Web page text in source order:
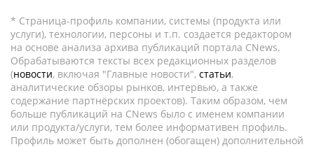
* Страница-профиль компании, системы (продукта или
услуги), технологии, персоны и т.п. создается редактором
на основе анализа архива публикаций портала CNews.
Обрабатываются тексты всех редакционных разделов
(новости, включая "Главные новости", статьи,
аналитические обзоры рынков, интервью, а также
содержание партнёрских проектов). Таким образом, чем
больше публикаций на CNews было с именем компании
или продукта/услуги, тем более информативен профиль.
Профиль может быть дополнен (обогащен) дополнительной